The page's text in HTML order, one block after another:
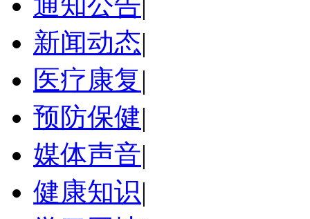
新闻动态|
医疗康复|
预防保健|
媒体声音|
健康知识|